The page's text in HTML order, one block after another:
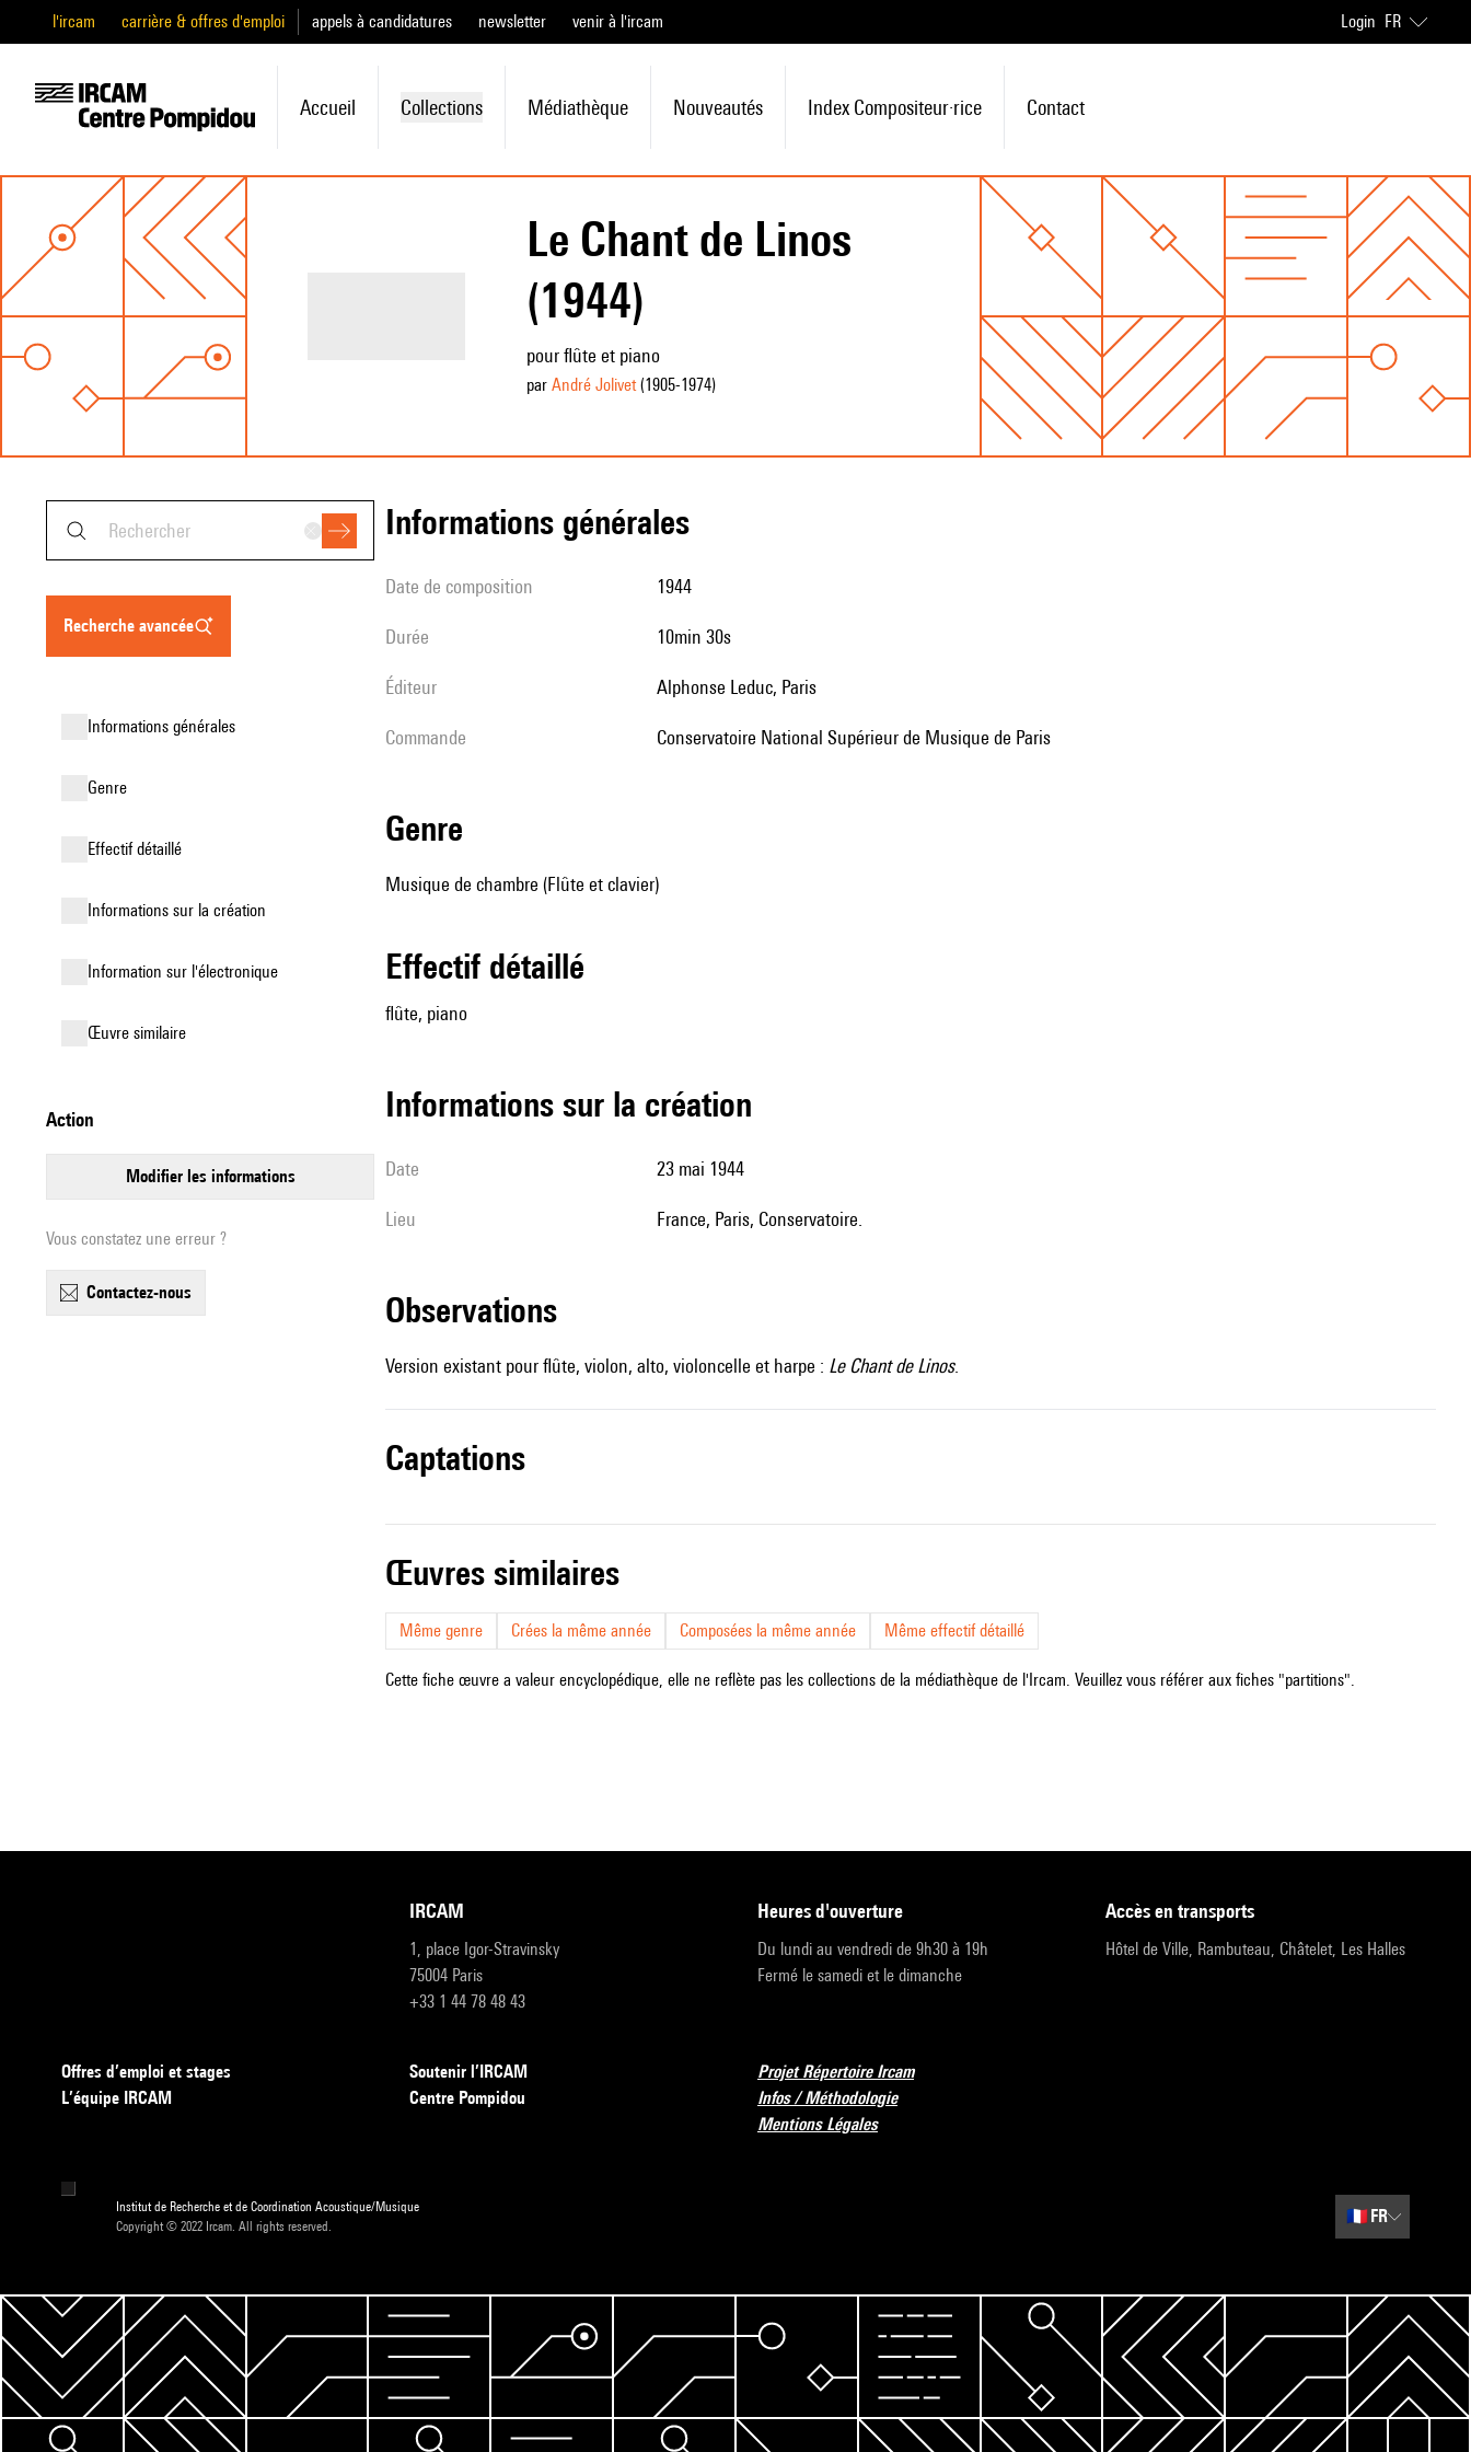
l'ircam carrière & offres d'emploi appels à candidatures newsletter venir à l'ircam Login FR
Accueil Collections Médiathèque Nouveautés Index Compositeur·rice Contact
Le Chant de Linos
(1944)
pour flûte et piano
par André Jolivet(1905-1974)
recherche avancée
informations générales
genre
effectif détaillé
informations sur la création
Information sur l'électronique
œuvre similaire
action
modifier les informations
Vous constatez une erreur ?
contactez-nous
informations générales
date de composition 1944
durée 10min 30s
éditeur Alphonse Leduc, Paris
Commande Conservatoire National Supérieur de Musique de Paris
genre
Musique de chambre (Flûte et clavier)
effectif détaillé
flûte, piano
informations sur la création
date 23 mai 1944
lieu France, Paris, Conservatoire.
observations
Version existant pour flûte, violon, alto, violoncelle et harpe : Le Chant de Linos.
captations
œuvres similaires
Même genre Crées la même année Composées la même année Même effectif détaillé
Cette fiche œuvre a valeur encyclopédique, elle ne reflète pas les collections de la médiathèque de l'Ircam. Veuillez vous référer aux fiches "partitions".
IRCAM
1, place Igor-Stravinsky
75004 Paris
+33 1 44 78 48 43
heures d'ouverture
Du lundi au vendredi de 9h30 à 19h
Fermé le samedi et le dimanche
accès en transports
Hôtel de Ville, Rambuteau, Châtelet, Les Halles
Offres d’emploi et stages
L’équipe IRCAM
Soutenir l’IRCAM
Centre Pompidou
Projet Répertoire Ircam
Infos / Méthodologie
Mentions Légales
Institut de Recherche et de Coordination Acoustique/Musique
Copyright © 2022 Ircam. All rights reserved.
🇫🇷 FR